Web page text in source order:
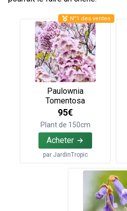
Paulownia
Tomentosa
95€
Plant de 150cm
Acheter
par JardinTropic
N°1 des ventes